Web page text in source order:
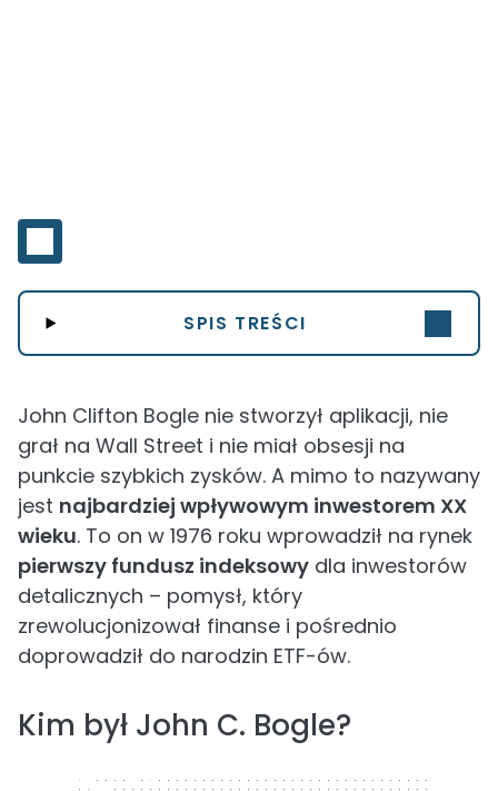
SPIS TREŚCI
John Clifton Bogle nie stworzył aplikacji, nie
grał na Wall Street i nie miał obsesji na
punkcie szybkich zysków. A mimo to nazywany
jest najbardziej wpływowym inwestorem XX
wieku. To on w 1976 roku wprowadził na rynek
pierwszy fundusz indeksowy dla inwestorów
detalicznych – pomysł, który
zrewolucjonizował finanse i pośrednio
doprowadził do narodzin ETF-ów.
Kim był John C. Bogle?